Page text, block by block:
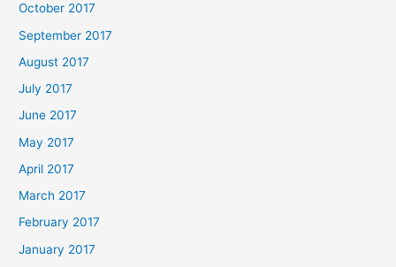
October 2017
September 2017
August 2017
July 2017
June 2017
May 2017
April 2017
March 2017
February 2017
January 2017